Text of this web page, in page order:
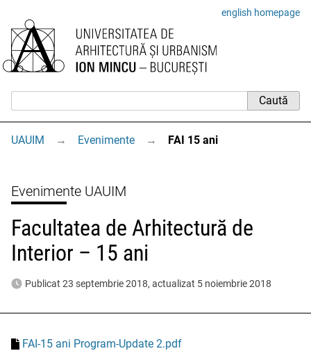
english homepage
UAUIM → Evenimente → FAI 15 ani
Evenimente UAUIM
Facultatea de Arhitectură de
Interior – 15 ani
Publicat 23 septembrie 2018, actualizat 5 noiembrie 2018
FAI-15 ani Program-Update 2.pdf